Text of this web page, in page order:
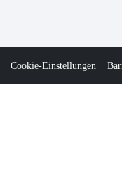
Cookie-Einstellungen